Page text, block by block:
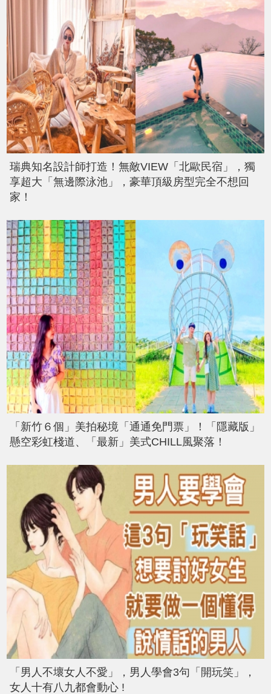
瑞典知名設計師打造！無敵VIEW「北歐民宿」，獨
享超大「無邊際泳池」，豪華頂級房型完全不想回
家！
「新竹６個」美拍秘境「通通免門票」！「隱藏版」
懸空彩虹棧道、「最新」美式CHILL風聚落！
「男人不壞女人不愛」，男人學會3句「開玩笑」，
女人十有八九都會動心 !